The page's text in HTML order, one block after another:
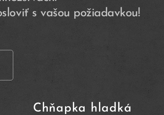
s vašou požiadavkou!
Chňapka hladká